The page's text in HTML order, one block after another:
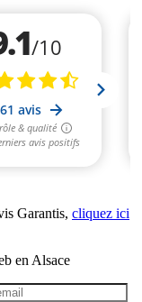
Garantis, cliquez ici
en Alsace